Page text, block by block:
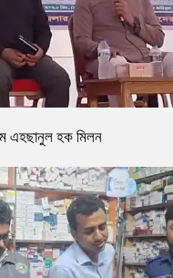
এহছানুল হক মিলন